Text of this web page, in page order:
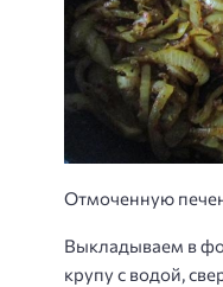
Отмоченную
Выкладываем в
крупу с водой,